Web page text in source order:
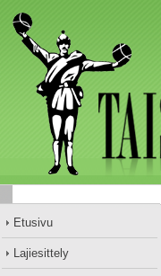
Etusivu
Lajiesittely